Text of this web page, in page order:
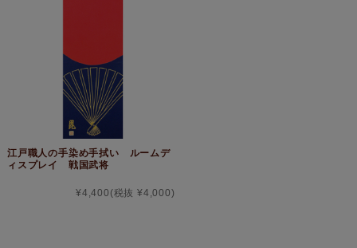
江戸職人の手染め手拭い ルームデ
ィスプレイ 戦国武将
¥4,400 (税抜 ¥4,000)